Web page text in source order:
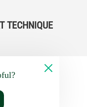
TECHNIQUE